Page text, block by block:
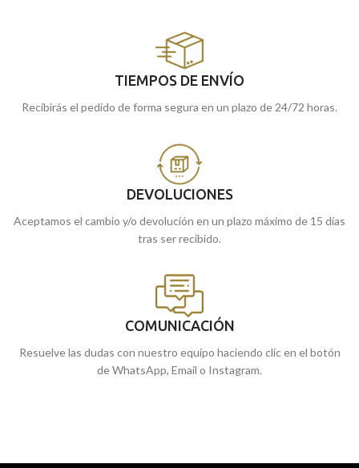
TIEMPOS DE ENVÍO
Recibirás el pedido de forma segura en un plazo de 24/72 horas.
DEVOLUCIONES
Aceptamos el cambio y/o devolución en un plazo máximo de 15 días
tras ser recibido.
COMUNICACIÓN
Resuelve las dudas con nuestro equipo haciendo clic en el botón
de WhatsApp, Email o Instagram.